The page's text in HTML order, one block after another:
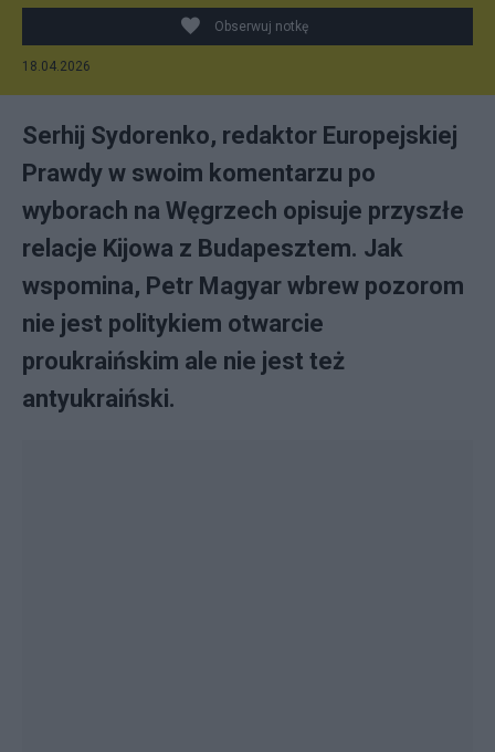
Obserwuj notkę
18.04.2026
Serhij Sydorenko, redaktor Europejskiej
Prawdy w swoim komentarzu po
wyborach na Węgrzech opisuje przyszłe
relacje Kijowa z Budapesztem. Jak
wspomina, Petr Magyar wbrew pozorom
nie jest politykiem otwarcie
proukraińskim ale nie jest też
antyukraiński.